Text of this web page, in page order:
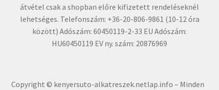
átvétel csak a shopban előre kifizetett rendeléseknél
lehetséges. Telefonszám: +36-20-806-9861 (10-12 óra
között) Adószám: 60450119-2-33 EU Adószám:
HU60450119 EV ny. szám: 20876969
Copyright © kenyersuto-alkatreszek.netlap.info – Minden